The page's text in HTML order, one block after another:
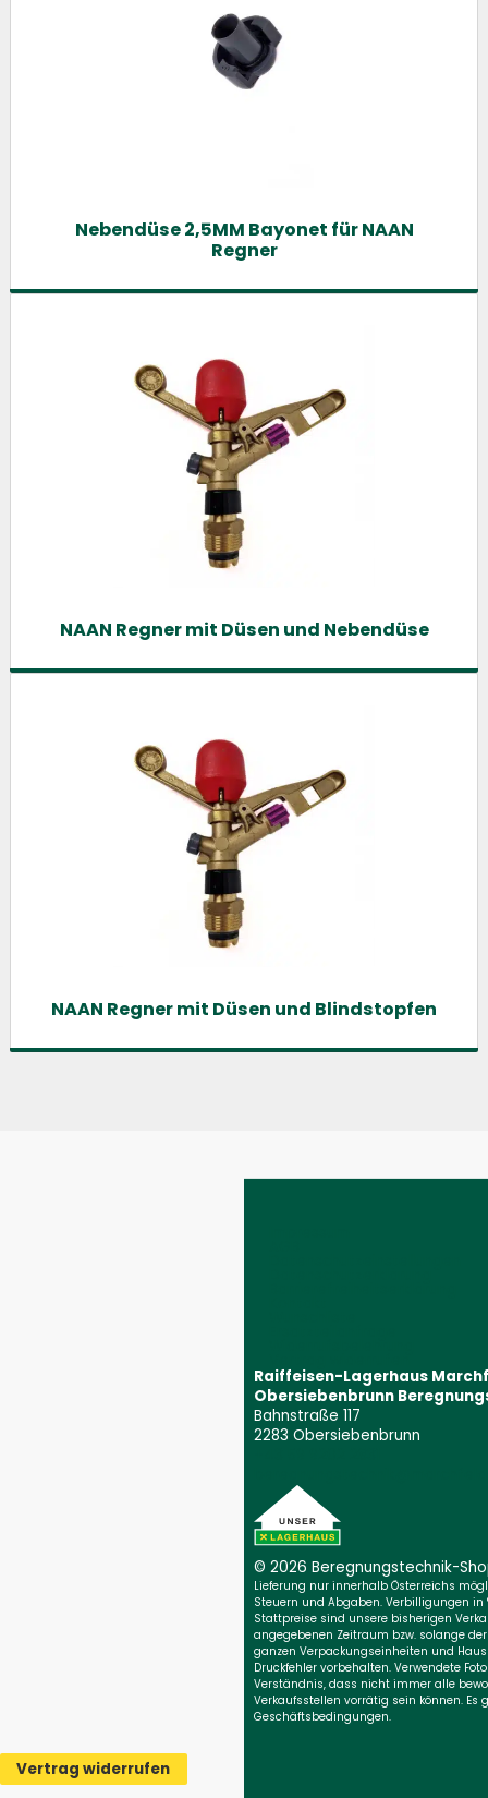
Nebendüse 2,5MM Bayonet für NAAN
Regner
NAAN Regner mit Düsen und Nebendüse
NAAN Regner mit Düsen und Blindstopfen
Raiffeisen-Lagerhaus
Obersiebenbrunn
Bahnstraße 117
2283 Obersiebenbrunn
© 2026 Beregnungs­technik-
Lieferung nur innerhalb Österreichs
Steuern und Abgaben. Verbilligungen
Stattpreise sind unsere bisherigen
angegebenen Zeitraum bzw. solange
ganzen Verpackungseinheiten und
Druckfehler vorbehalten. Verwendete
Verständnis, dass nicht immer alle
Verkaufsstellen vorrätig sein können. Es
Geschäftsbedingungen.
Vertrag widerrufen